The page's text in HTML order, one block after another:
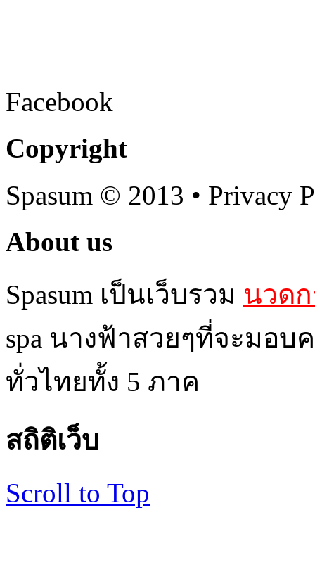
Facebook
Copyright
Spasum © 2013 • Privacy
About us
Spasum เป็นเว็บรวม นวด
spa นางฟ้าสวยๆที่จะมอ
ทั่วไทยทั้ง 5 ภาค
สถิติเว็บ
Scroll to Top